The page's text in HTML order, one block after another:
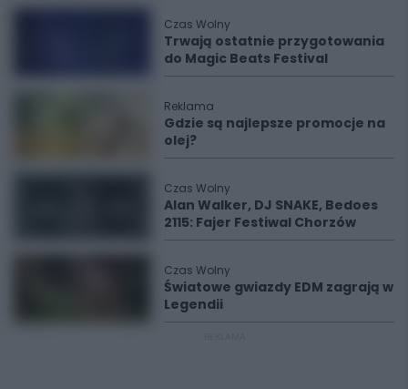
Czas Wolny
Trwają ostatnie przygotowania
do Magic Beats Festival
Reklama
Gdzie są najlepsze promocje na
olej?
Czas Wolny
Alan Walker, DJ SNAKE, Bedoes
2115: Fajer Festiwal Chorzów
Czas Wolny
Światowe gwiazdy EDM zagrają w
Legendii